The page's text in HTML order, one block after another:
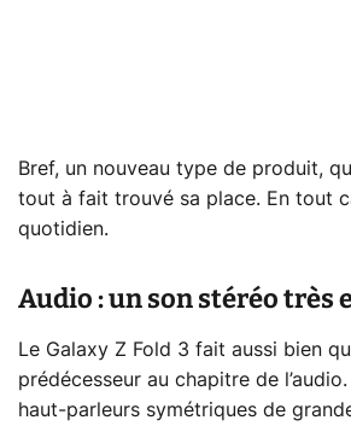
Bref, un nouveau type de produit,
tout à fait trouvé sa place. En tout
quotidien.
Audio : un son stéréo très
Le Galaxy Z Fold 3 fait aussi bien
prédécesseur au chapitre de
haut-parleurs symétriques de